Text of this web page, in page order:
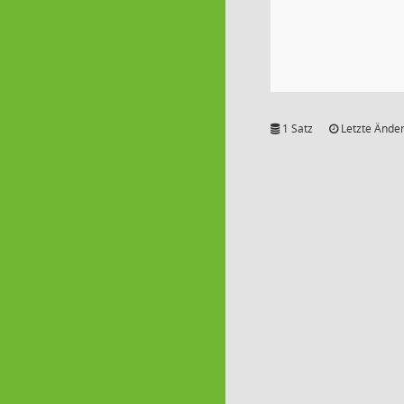
1 Satz Letzte